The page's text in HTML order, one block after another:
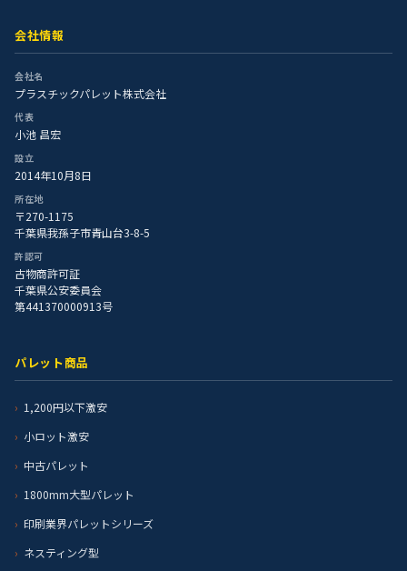
会社情報
会社名
プラスチックパレット株式会社
代表
小池 昌宏
設立
2014年10月8日
所在地
〒270-1175
千葉県我孫子市青山台3-8-5
許認可
古物商許可証
千葉県公安委員会
第441370000913号
パレット商品
1,200円以下激安
小ロット激安
中古パレット
1800mm大型パレット
印刷業界パレットシリーズ
ネスティング型